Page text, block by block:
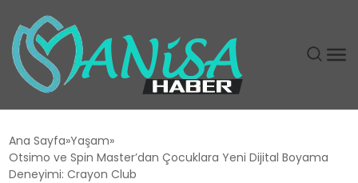
EĞITIM
Ana Sayfa Yaşam
Otsimo ve Spin Master’dan Çocuklara Yeni Dijital Boyama
Deneyimi: Crayon Club